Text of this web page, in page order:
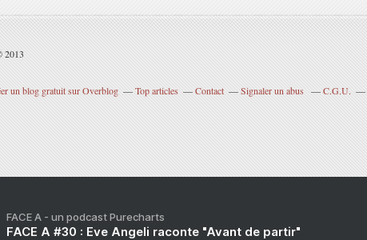
2013
un blog gratuit sur Overblog Top articles Contact Signaler un abus C.G.U.
FACE A - un podcast Purecharts
FACE A #30 : Eve Angeli raconte "Avant de partir"